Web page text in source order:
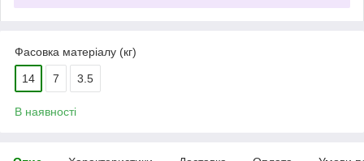
Фасовка матеріалу (кг)
14 7 3.5
В наявності